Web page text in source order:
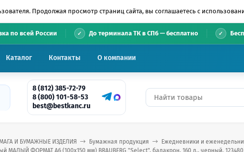
Продолжая просмотр страниц сайта, вы соглашаетесь с
по всей России До терминала ТК в СПб — бесплатно
Каталог Контакты О компании
8 (812) 385-72-79
8 (800) 101-58-53
best@bestkanc.ru
И БУМАЖНЫЕ ИЗДЕЛИЯ Бумажная продукция
Ежедневники и
МАЛЫЙ ФОРМАТ А6 (100х150 мм) BRAUBERG "Select", балакрон, 160 л., черный, 123480